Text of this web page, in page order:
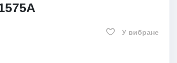
У вибране